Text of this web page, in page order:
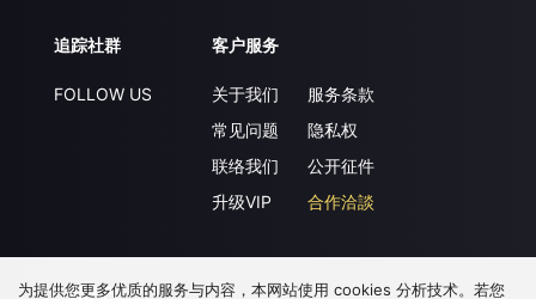
追踪社群
FOLLOW US
客户服务
关于我们
常见问题
联络我们
升级VIP
服务条款
隐私权
公开征件
合作洽談
下载 APP
为提供您更多优质的服务与内容，本网站使用 cookies 分析技术。若您